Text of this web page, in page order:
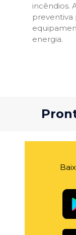
incêndios.
preventiva
energia.